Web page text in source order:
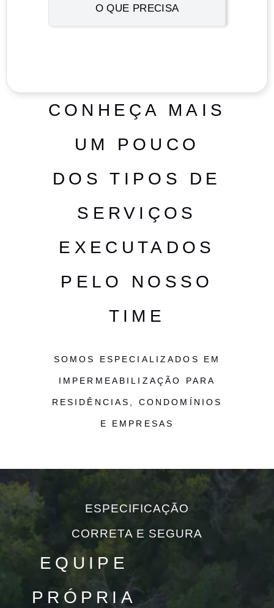
O QUE PRECISA
CONHEÇA MAIS
UM POUCO
DOS TIPOS DE
SERVIÇOS
EXECUTADOS
PELO NOSSO
TIME
SOMOS ESPECIALIZADOS EM
IMPERMEABILIZAÇÃO PARA
RESIDÊNCIAS, CONDOMÍNIOS
E EMPRESAS
ESPECIFICAÇÃO
CORRETA E SEGURA
EQUIPE
PRÓPRIA